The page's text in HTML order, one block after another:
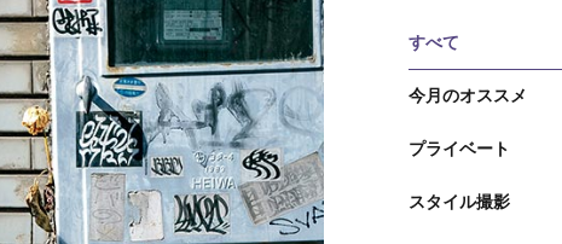
すべて
今月のオススメ
プライベート
スタイル撮影